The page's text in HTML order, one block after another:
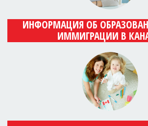
ИНФОРМАЦИЯ ОБ
ИММИГРАЦИИ В